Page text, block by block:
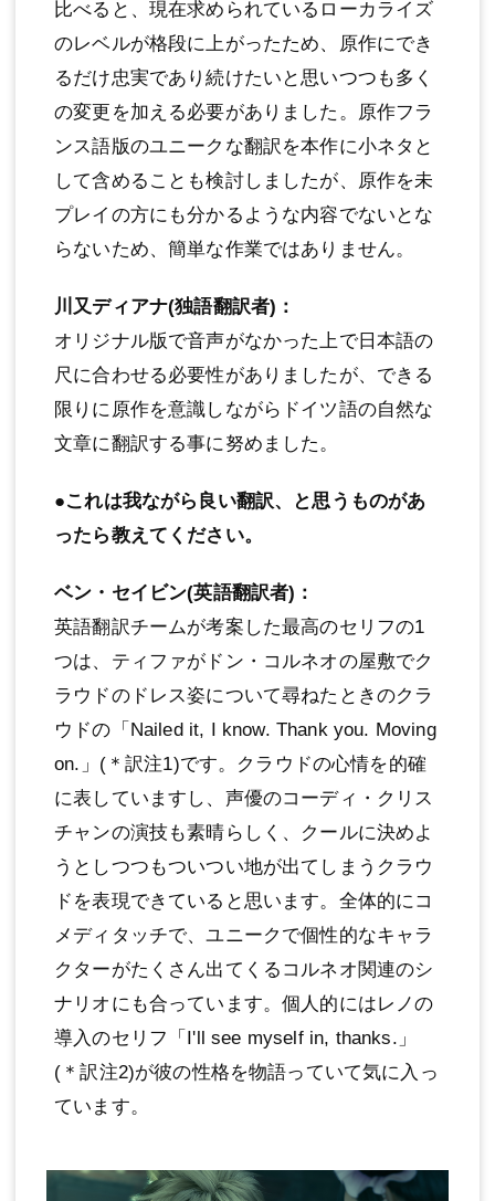
比べると、現在求められているローカライズ
のレベルが格段に上がったため、原作にでき
るだけ忠実であり続けたいと思いつつも多く
の変更を加える必要がありました。原作フラ
ンス語版のユニークな翻訳を本作に小ネタと
して含めることも検討しましたが、原作を未
プレイの方にも分かるような内容でないとな
らないため、簡単な作業ではありません。
川又ディアナ(独語翻訳者)：
オリジナル版で音声がなかった上で日本語の
尺に合わせる必要性がありましたが、できる
限りに原作を意識しながらドイツ語の自然な
文章に翻訳する事に努めました。
●これは我ながら良い翻訳、と思うものがあ
ったら教えてください。
ベン・セイビン(英語翻訳者)：
英語翻訳チームが考案した最高のセリフの1
つは、ティファがドン・コルネオの屋敷でク
ラウドのドレス姿について尋ねたときのクラ
ウドの「Nailed it, I know. Thank you. Moving
on.」(＊訳注1)です。クラウドの心情を的確
に表していますし、声優のコーディ・クリス
チャンの演技も素晴らしく、クールに決めよ
うとしつつもついつい地が出てしまうクラウ
ドを表現できていると思います。全体的にコ
メディタッチで、ユニークで個性的なキャラ
クターがたくさん出てくるコルネオ関連のシ
ナリオにも合っています。個人的にはレノの
導入のセリフ「I'll see myself in, thanks.」
(＊訳注2)が彼の性格を物語っていて気に入っ
ています。